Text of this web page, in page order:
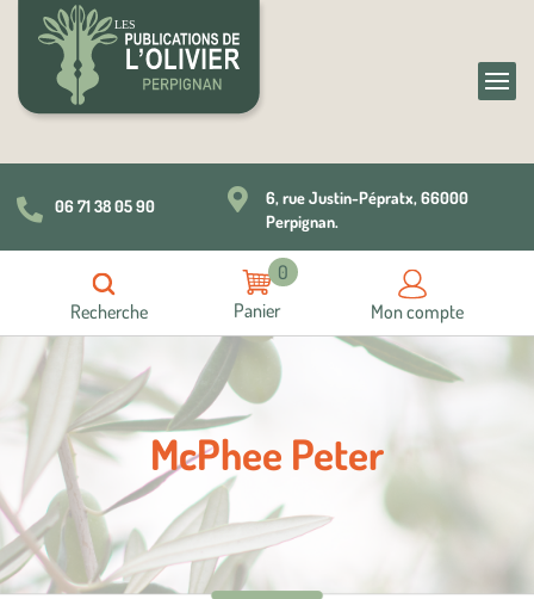
 06 71 38 05 90 
6, rue Justin-Pépratx, 66000
Perpignan.
Recherche
0
Mon compte
McPhee Peter